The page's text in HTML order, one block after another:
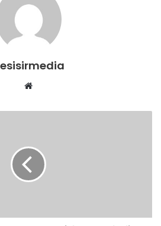
Website